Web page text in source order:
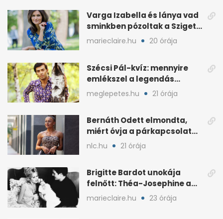
Varga Izabella és lánya vad
sminkben pózoltak a Sziget
előtt
marieclaire.hu 20 órája
Szécsi Pál-kvíz: mennyire
emlékszel a legendás
énekes történetére?
meglepetes.hu 21 órája
Bernáth Odett elmondta,
miért óvja a párkapcsolatát
a nyilvánosságtól
nlc.hu 21 órája
Brigitte Bardot unokája
felnőtt: Théa-Josephine a
nagymamájára hasonlít
marieclaire.hu 23 órája